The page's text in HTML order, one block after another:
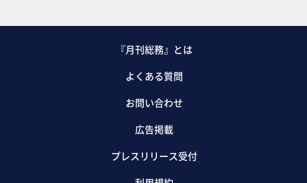
『月刊総務』とは
よくある質問
お問い合わせ
広告掲載
プレスリリース受付